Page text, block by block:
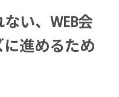
い、WEB会
進めるため